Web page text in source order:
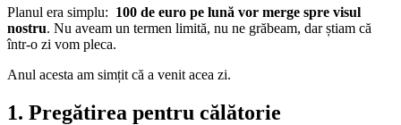
Planul era simplu: 100 de euro pe lună vor merge spre visul
nostru. Nu aveam un termen limită, nu ne grăbeam, dar știam că
într-o zi vom pleca.
Anul acesta am simțit că a venit acea zi.
1. Pregătirea pentru călătorie